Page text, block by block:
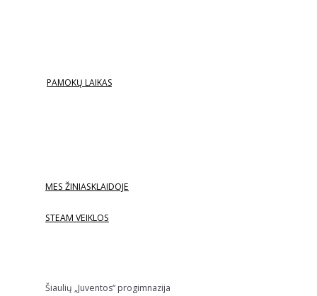
PAMOKŲ LAIKAS
MES ŽINIASKLAIDOJE
STEAM VEIKLOS
Šiaulių „Juventos“ progimnazija